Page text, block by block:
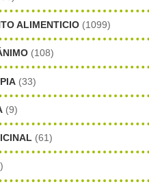
ALIMENTICIO (1099)
(108)
(33)
(9)
(61)